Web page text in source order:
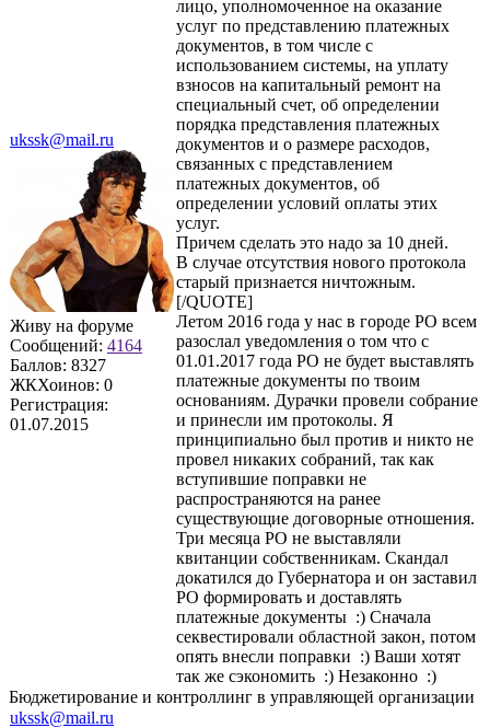
ukssk@mail.ru
Живу на форуме
Сообщений: 4164
Баллов: 8327
ЖКХоинов: 0
Регистрация:
01.07.2015
лицо, уполномоченное на оказание
услуг по представлению платежных
документов, в том числе с
использованием системы, на уплату
взносов на капитальный ремонт на
специальный счет, об определении
порядка представления платежных
документов и о размере расходов,
связанных с представлением
платежных документов, об
определении условий оплаты этих
услуг.
Причем сделать это надо за 10 дней.
В случае отсутствия нового протокола
старый признается ничтожным.
[/QUOTE]
Летом 2016 года у нас в городе РО всем
разослал уведомления о том что с
01.01.2017 года РО не будет выставлять
платежные документы по твоим
основаниям. Дурачки провели собрание
и принесли им протоколы. Я
принципиально был против и никто не
провел никаких собраний, так как
вступившие поправки не
распространяются на ранее
существующие договорные отношения.
Три месяца РО не выставляли
квитанции собственникам. Скандал
докатился до Губернатора и он заставил
РО формировать и доставлять
платежные документы :) Сначала
секвестировали областной закон, потом
опять внесли поправки :) Ваши хотят
так же сэкономить :) Незаконно :)
Бюджетирование и контроллинг в управляющей организации
ukssk@mail.ru